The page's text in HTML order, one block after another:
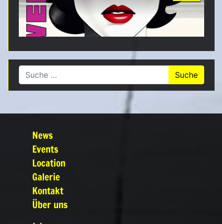
Suche nach:
News
Events
Location
Galerie
Kontakt
Über uns